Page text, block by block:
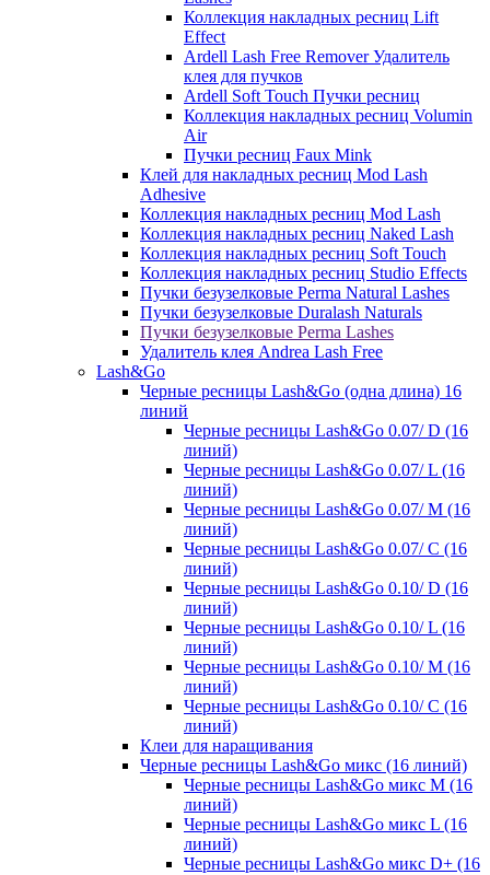
Коллекция накладных ресниц Lift
Effect
Ardell Lash Free Remover Удалитель
клея для пучков
Ardell Soft Touch Пучки ресниц
Коллекция накладных ресниц Volumin
Air
Пучки ресниц Faux Mink
Клей для накладных ресниц Mod Lash
Adhesive
Коллекция накладных ресниц Mod Lash
Коллекция накладных ресниц Naked Lash
Коллекция накладных ресниц Soft Touch
Коллекция накладных ресниц Studio Effects
Пучки безузелковые Perma Natural Lashes
Пучки безузелковые Duralash Naturals
Пучки безузелковые Perma Lashes
Удалитель клея Andrea Lash Free
Lash&Go
Черные ресницы Lash&Go (одна длина) 16
линий
Черные ресницы Lash&Go 0.07/ D (16
линий)
Черные ресницы Lash&Go 0.07/ L (16
линий)
Черные ресницы Lash&Go 0.07/ М (16
линий)
Черные ресницы Lash&Go 0.07/ С (16
линий)
Черные ресницы Lash&Go 0.10/ D (16
линий)
Черные ресницы Lash&Go 0.10/ L (16
линий)
Черные ресницы Lash&Go 0.10/ М (16
линий)
Черные ресницы Lash&Go 0.10/ С (16
линий)
Клеи для наращивания
Черные ресницы Lash&Go микс (16 линий)
Черные ресницы Lash&Go микс M (16
линий)
Черные ресницы Lash&Go микс L (16
линий)
Черные ресницы Lash&Go микс D+ (16